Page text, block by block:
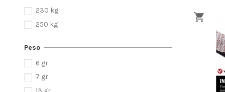
230 kg
250 kg
Peso
6 gr
7 gr